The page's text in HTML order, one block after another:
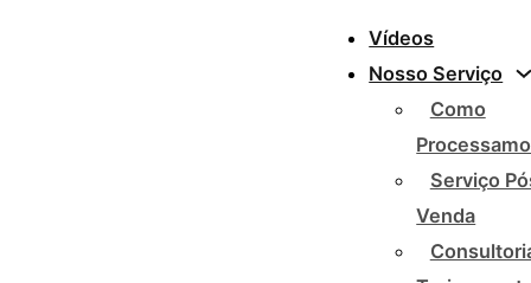
Vídeos
Nosso Serviço
Como
Serviço
Venda